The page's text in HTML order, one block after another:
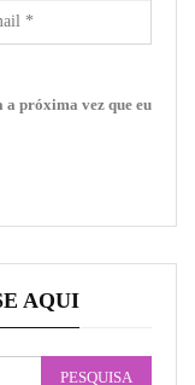
a próxima vez que eu
AQUI